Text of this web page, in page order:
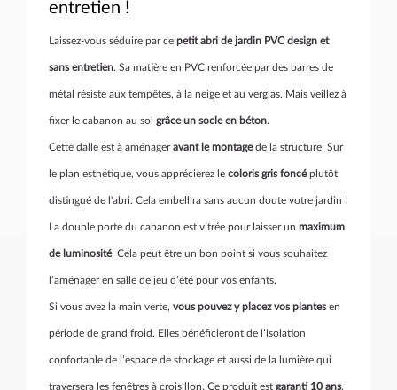
entretien !
Laissez-vous séduire par ce petit abri de jardin PVC design et
sans entretien. Sa matière en PVC renforcée par des barres de
métal résiste aux tempêtes, à la neige et au verglas. Mais veillez à
fixer le cabanon au sol grâce un socle en béton.
Cette dalle est à aménageravant le montagede la structure. Sur
le plan esthétique, vous apprécierez le coloris gris foncéplutôt
distingué de l'abri. Cela embellira sans aucun doute votre jardin !
La double porte du cabanon est vitrée pour laisser un maximum
de luminosité. Cela peut être un bon point si vous souhaitez
l’aménager en salle de jeu d’été pour vos enfants.
Si vous avez la main verte, vous pouvez y placez vos plantesen
période de grand froid. Elles bénéficieront de l’isolation
confortable de l’espace de stockage et aussi de la lumière qui
traversera les fenêtres à croisillon. Ce produit est garanti 10 ans,